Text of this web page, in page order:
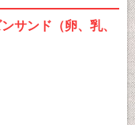
サンド（卵、乳、